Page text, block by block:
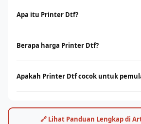
Apa itu Printer Dtf?
film PET sebagai media transfer ke
Berapa harga Printer Dtf?
kapasitas produksi. Hubungi tim
Apakah Printer Dtf cocok untuk
yang tepat. Rhino Indonesia
pendampingan after-sales agar bisnis
🔗 Lihat Panduan Lengkap di